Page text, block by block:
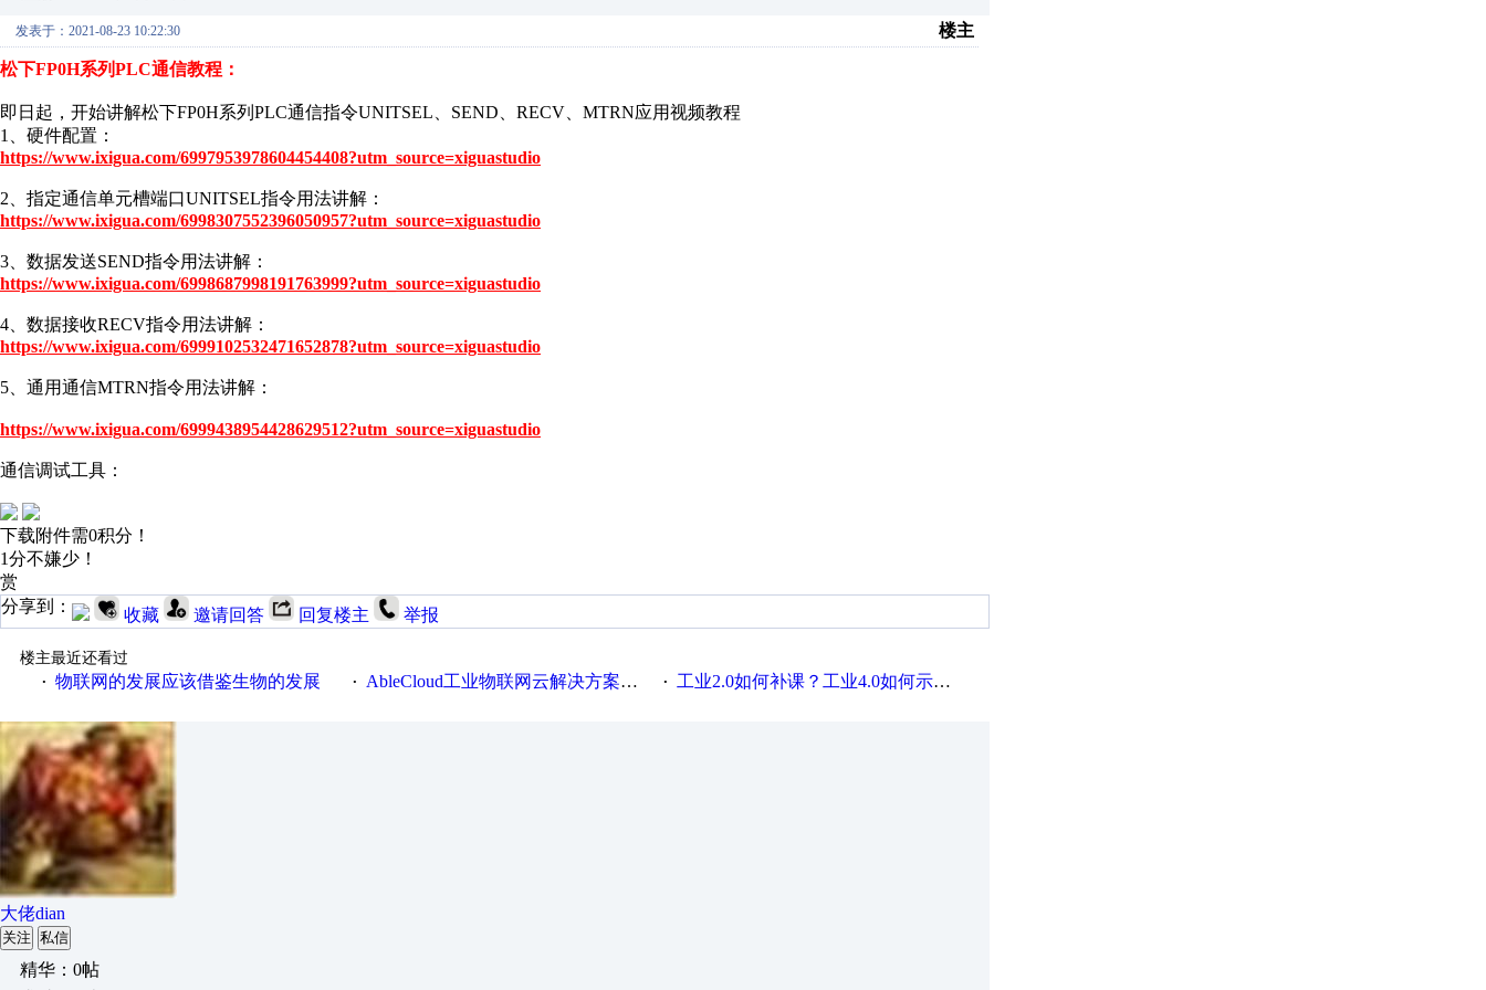
发表于：2021-08-23 10:22:30 楼主
松下FP0H系列PLC通信教程：
即日起，开始讲解松下FP0H系列PLC通信指令UNITSEL、SEND、RECV、MTRN应用视频教程
1、硬件配置：
https://www.ixigua.com/6997953978604454408?utm_source=xiguastudio
2、指定通信单元槽端口UNITSEL指令用法讲解：
https://www.ixigua.com/6998307552396050957?utm_source=xiguastudio
3、数据发送SEND指令用法讲解：
https://www.ixigua.com/6998687998191763999?utm_source=xiguastudio
4、数据接收RECV指令用法讲解：
https://www.ixigua.com/6999102532471652878?utm_source=xiguastudio
5、通用通信MTRN指令用法讲解：
https://www.ixigua.com/6999438954428629512?utm_source=xiguastudio
通信调试工具：
下载附件需0积分！
1分不嫌少！
赏
分享到：
收藏 邀请回答 回复楼主 举报
楼主最近还看过
· 物联网的发展应该借鉴生物的发展 · AbleCloud工业物联网云解决方案实践及应用 · 工业2.0如何补课？工业4.0如何示范？
大佬dian
关注 私信
精华：0帖